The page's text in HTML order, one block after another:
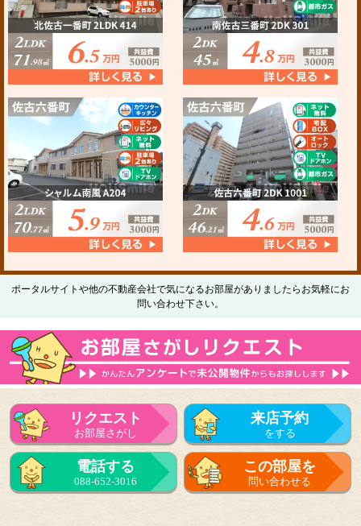
ポータルサイトや他の不動産会社で気になるお部屋がありましたらお気軽にお
問い合わせ下さい。
リクエスト
お部屋さがし
来店予約
をする
電話する
088-652-3016
この部屋を
問い合わせる